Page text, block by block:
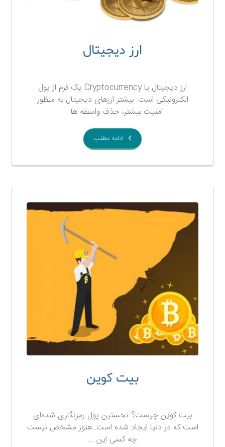
ارز دیجیتال
ارز دیجیتال یا Cryptocurrency یک فرم از پول
الکترونیکی است. بیشتر ارزهای دیجیتال به منظور
امنیت بیشتر، حذف واسطه ها ...
ادامه مطلب
بیت کوین
بیت کوین چیست؟ نخستین پول رمزنگاری شده‌ای
است که در دنیا ایجاد شده است. هنوز مشخص نیست
چه کسی این ...